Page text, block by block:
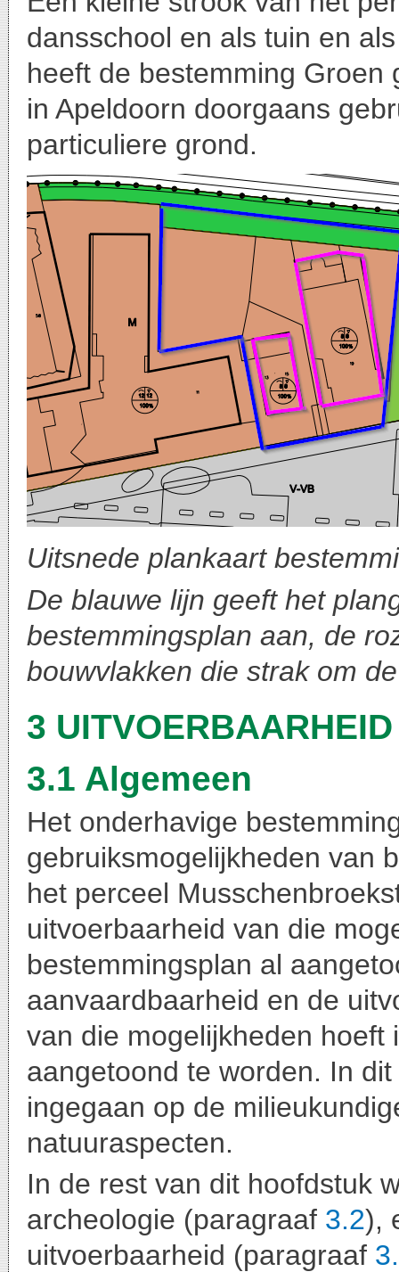
dansschool en als tuin en
heeft de bestemming
in Apeldoorn doorgaans
particuliere grond.
Uitsnede plankaart
De blauwe lijn geeft het
bestemmingsplan aan, de
bouwvlakken die strak om
3 UITVOERBAARHEID
3.1 Algemeen
Het onderhavige
gebruiksmogelijkheden van
het perceel
uitvoerbaarheid van die
bestemmingsplan al
aanvaardbaarheid en de
van die mogelijkheden
aangetoond te worden. In
ingegaan op de
natuuraspecten.
In de rest van dit hoofdstuk
archeologie (paragraaf 3.2),
uitvoerbaarheid (paragraaf